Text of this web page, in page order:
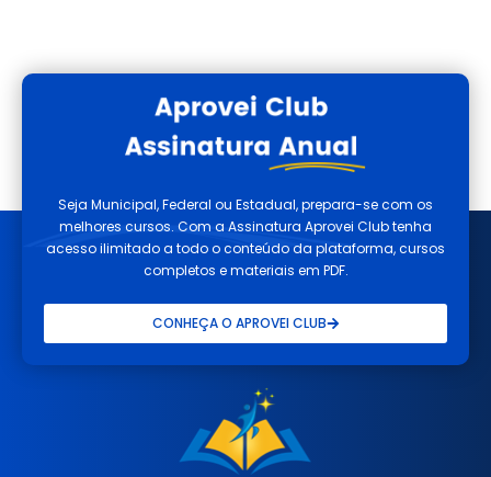
Seja Municipal, Federal ou Estadual, prepara-se com os
melhores cursos. Com a Assinatura Aprovei Club tenha
acesso ilimitado a todo o conteúdo da plataforma, cursos
completos e materiais em PDF.
CONHEÇA O APROVEI CLUB